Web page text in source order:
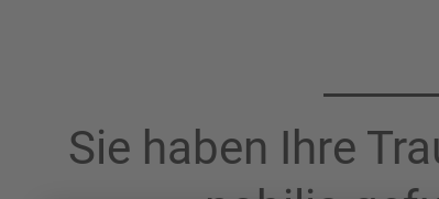
Sie haben Ihre